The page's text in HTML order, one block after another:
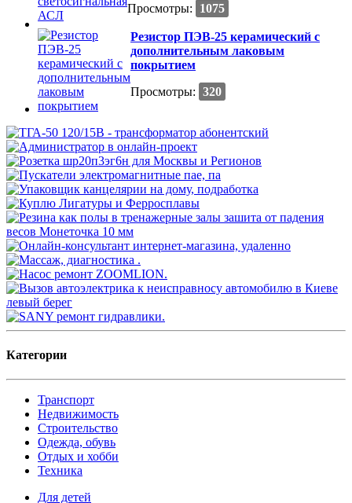
Просмотры:
1075
Резистор ПЭВ-25 керамический с
дополнительным лаковым
покрытием
Просмотры: 320
Категории
Транспорт
Недвижимость
Строительство
Одежда, обувь
Отдых и хобби
Техника
Для детей